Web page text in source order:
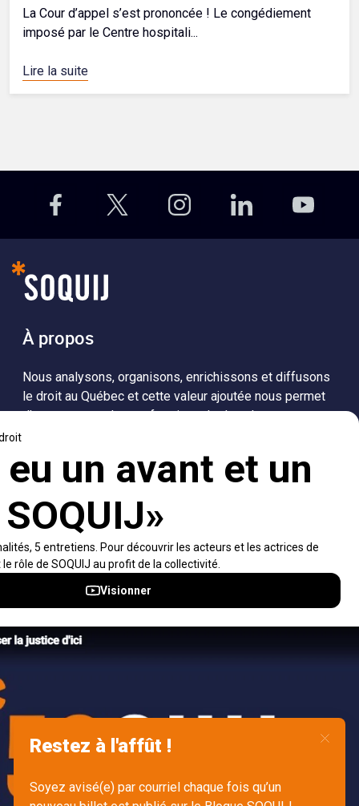
La Cour d’appel s’est prononcée ! Le congédiement
imposé par le Centre hospitali...
Lire la suite
À propos
Nous analysons, organisons, enrichissons et diffusons
le droit au Québec et cette valeur ajoutée nous permet
d’accompagner les professionnels dans leurs
population dans sa compréhension du droit.
Accès rapides
À propos
Nétiquette
Notifications et fils RSS
Accès à l’information